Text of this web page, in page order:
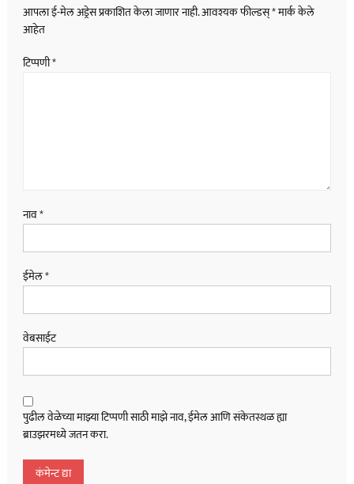
आपला ई-मेल अड्रेस प्रकाशित केला जाणार नाही.आवश्यक फील्डस्*मार्क केले
आहेत
टिप्पणी*
नाव*
ईमेल*
वेबसाईट
पुढील वेळेच्या माझ्या टिप्पणी साठी माझे नाव, ईमेल आणि संकेतस्थळ ह्या
ब्राउझरमध्ये जतन करा.